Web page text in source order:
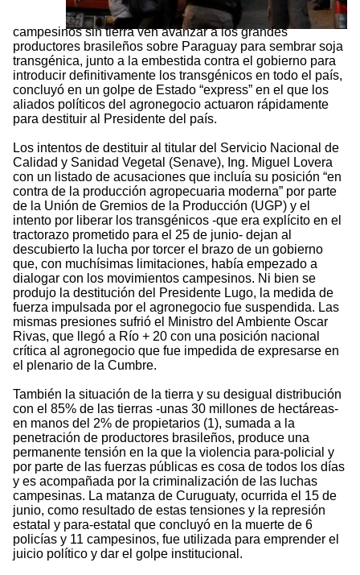
campesinos sin tierra ven avanzar a los grandes
productores brasileños sobre Paraguay para sembrar soja
transgénica, junto a la embestida contra el gobierno para
introducir definitivamente los transgénicos en todo el país,
concluyó en un golpe de Estado “express” en el que los
aliados políticos del agronegocio actuaron rápidamente
para destituir al Presidente del país.
Los intentos de destituir al titular del Servicio Nacional de
Calidad y Sanidad Vegetal (Senave), Ing. Miguel Lovera
con un listado de acusaciones que incluía su posición “en
contra de la producción agropecuaria moderna” por parte
de la Unión de Gremios de la Producción (UGP) y el
intento por liberar los transgénicos -que era explícito en el
tractorazo prometido para el 25 de junio- dejan al
descubierto la lucha por torcer el brazo de un gobierno
que, con muchísimas limitaciones, había empezado a
dialogar con los movimientos campesinos. Ni bien se
produjo la destitución del Presidente Lugo, la medida de
fuerza impulsada por el agronegocio fue suspendida. Las
mismas presiones sufrió el Ministro del Ambiente Oscar
Rivas, que llegó a Río + 20 con una posición nacional
crítica al agronegocio que fue impedida de expresarse en
el plenario de la Cumbre.
También la situación de la tierra y su desigual distribución
con el 85% de las tierras -unas 30 millones de hectáreas-
en manos del 2% de propietarios (1), sumada a la
penetración de productores brasileños, produce una
permanente tensión en la que la violencia para-policial y
por parte de las fuerzas públicas es cosa de todos los días
y es acompañada por la criminalización de las luchas
campesinas. La matanza de Curuguaty, ocurrida el 15 de
junio, como resultado de estas tensiones y la represión
estatal y para-estatal que concluyó en la muerte de 6
policías y 11 campesinos, fue utilizada para emprender el
juicio político y dar el golpe institucional.